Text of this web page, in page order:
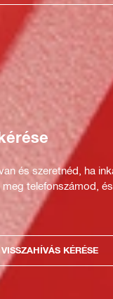
és szeretnéd, ha
telefonszámod,
VISSZAHÍVÁS KÉRÉSE